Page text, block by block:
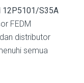
12P5101/S35A
FEDM
distributor
semua